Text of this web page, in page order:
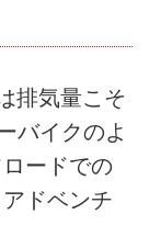
排気量こそ
バイクのよ
ードでの
ドベンチ